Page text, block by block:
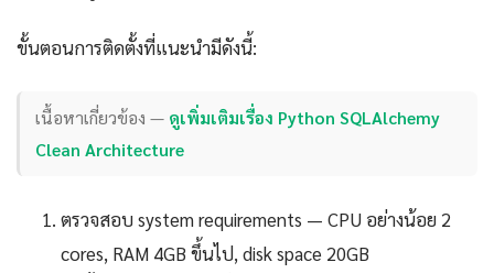
ขั้นตอนการติดตั้งที่แนะนำมีดังนี้:
เนื้อหาเกี่ยวข้อง — ดูเพิ่มเติมเรื่อง Python SQLAlchemy
Clean Architecture
ตรวจสอบ system requirements — CPU อย่างน้อย 2
cores, RAM 4GB ขึ้นไป, disk space 20GB